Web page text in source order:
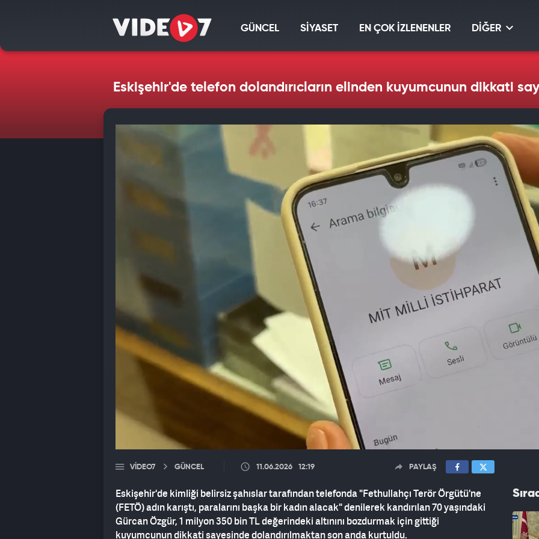
GÜNCEL SİYASET EN ÇOK İZLENENLER DİĞER
Eskişehir'de telefon dolandırıcların elinden kuyumcunun dikkati
VIDEO7 GÜNCEL 11.06.2026 12:19 PAYLAŞ
Eskişehir'de kimliği belirsiz şahıslar tarafından telefonda "Fethullahçı Terör Örgütü'ne
(FETÖ) adın karıştı, paralarını başka bir kadın alacak" denilerek kandırılan 70 yaşındaki
Gürcan Özgür, 1 milyon 350 bin TL değerindeki altınını bozdurmak için gittiği
kuyumcunun dikkati sayesinde dolandırılmaktan son anda kurtuldu.